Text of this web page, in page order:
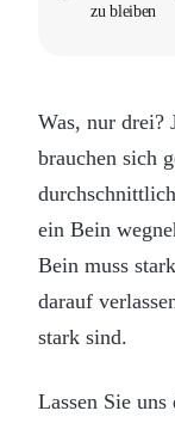
zu bleiben
Was, nur drei?
brauchen sich
ein Bein
Bein muss
darauf
stark sind.
Lassen Sie